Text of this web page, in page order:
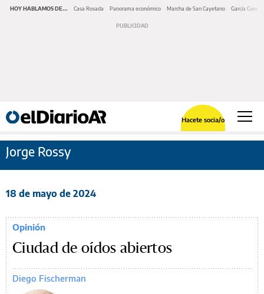
HOY HABLAMOS DE... Casa Rosada Panorama económico Marcha de San Cayetano García Cuerva
Hacete socia/o
Jorge Rossy
18 de mayo de 2024
Opinión
Ciudad de oídos abiertos
Diego Fischerman